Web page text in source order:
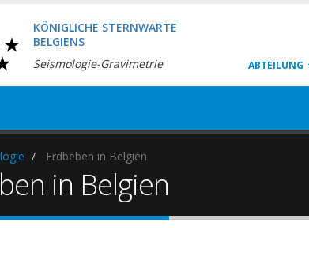
KÖNIGLICHE STERNWARTE
BELGIENS
Seismologie-Gravimetrie
ABTEILUNG
Erdbeben in Belgien
in Belgien